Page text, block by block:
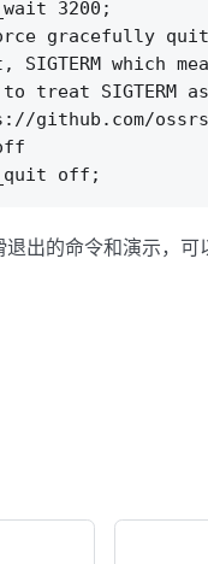
3200;
gracefully
SIGTERM which
to treat
github.com/
出的命令和演示，可